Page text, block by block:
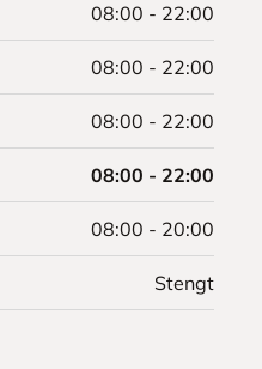
08:00 - 22:00
08:00 - 22:00
08:00 - 22:00
08:00 - 22:00
08:00 - 20:00
Stengt